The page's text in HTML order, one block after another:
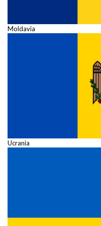
Moldavia
Ucrania